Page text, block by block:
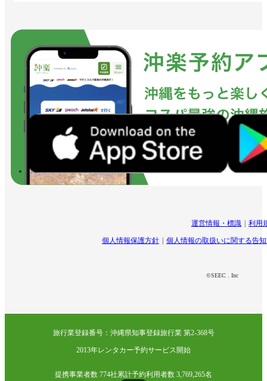
運営情報・標識 利用
個人情報保護方針 個人情報の取扱いに関する告
©SEEC . Inc
旅行業登録番号：沖縄県知事登録旅行業 第2-368号
2013年レンタカー予約サービス開始
提携事業者数 774社累計予約利用者数 3,769,265名